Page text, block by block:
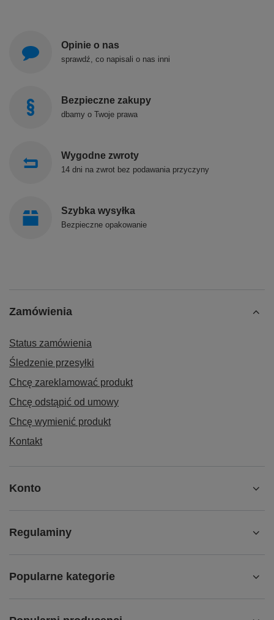
Opinie o nas
sprawdź, co napisali o nas inni
Bezpieczne zakupy
dbamy o Twoje prawa
Wygodne zwroty
14 dni na zwrot bez podawania przyczyny
Szybka wysyłka
Bezpieczne opakowanie
Zamówienia
Status zamówienia
Śledzenie przesyłki
Chcę zareklamować produkt
Chcę odstąpić od umowy
Chcę wymienić produkt
Kontakt
Konto
Regulaminy
Popularne kategorie